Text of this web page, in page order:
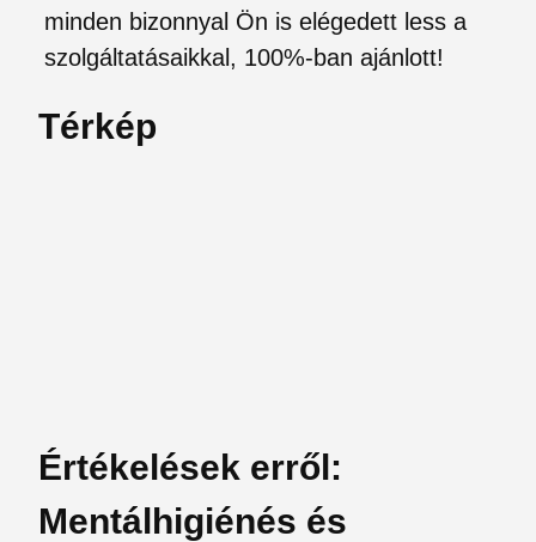
minden bizonnyal Ön is elégedett less a
szolgáltatásaikkal, 100%-ban ajánlott!
Térkép
Értékelések erről:
Mentálhigiénés és